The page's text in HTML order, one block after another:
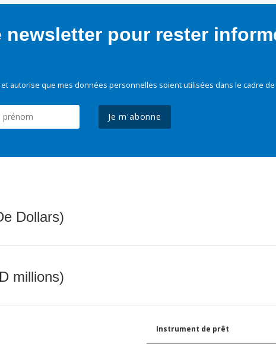
pour rester
et autorise que mes données personnelles soient utilisées dans le cadre
Je m'abonne
Dollars)
millions)
Instrument de prêt